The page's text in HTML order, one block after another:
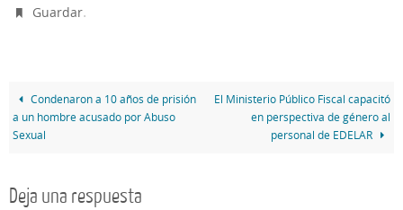
Guardar.
Condenaron a 10 años de prisión
a un hombre acusado por Abuso
Sexual
El Ministerio Público Fiscal capacitó
en perspectiva de género al
personal de EDELAR
Deja una respuesta